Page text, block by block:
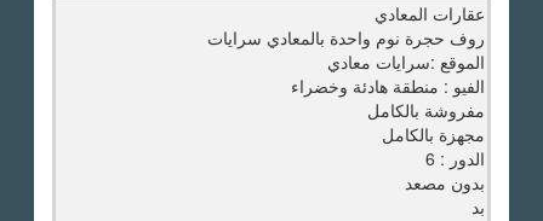
عقارات المعادي
روف حجرة نوم واحدة بالمعادي سرايات
الموقع :سرايات معادي
الفيو : منطقة هادئة وخضراء
مفروشة بالكامل
مجهزة بالكامل
الدور : 6
بدون مصعد
بد